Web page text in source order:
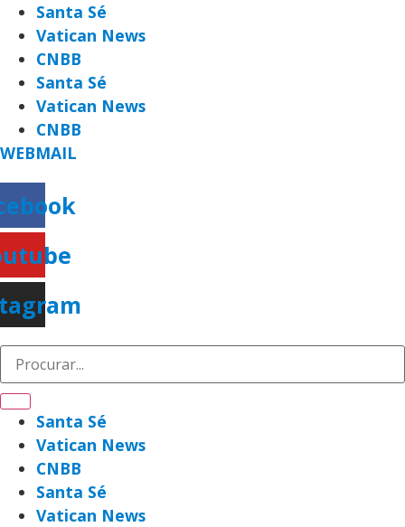
para
conteúdo
Santa Sé
Vatican News
CNBB
Santa Sé
Vatican News
CNBB
WEBMAIL
Santa Sé
Vatican News
CNBB
Santa Sé
Vatican News